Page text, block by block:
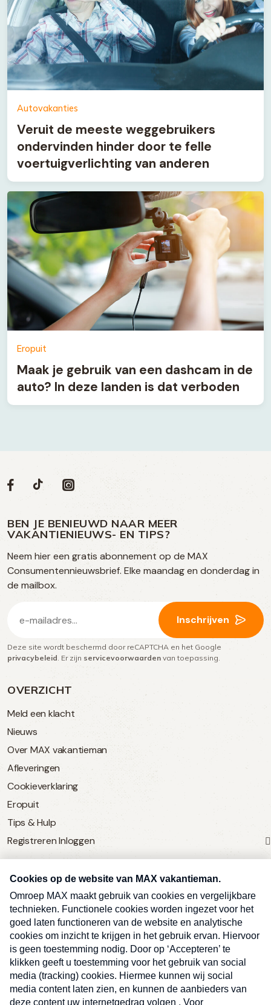
Autovakanties
Veruit de meeste weggebruikers
ondervinden hinder door te felle
voertuigverlichting van anderen
Eropuit
Maak je gebruik van een dashcam in de
auto? In deze landen is dat verboden
OVERZICHT
Meld een klacht
Nieuws
Over MAX vakantieman
Afleveringen
Cookieverklaring
Eropuit
Tips & Hulp
Registreren Inloggen
SERVICE
Over Omroep MAX
MAX Vandaag
MAX Meldpunt
Pers
Contact
Algemene voorwaarden
Volg
op
social
media
Social
Volg
op
Facebook
Volg
op
TikTok
Volg
op
Instagram
BEN JE BENIEUWD NAAR MEER
VAKANTIENIEUWS- EN TIPS?
Neem hier een gratis abonnement op de MAX
Consumentennieuwsbrief. Elke maandag en donderdag in
de mailbox.
mailadres
(Vereist)
Inschrijven
Deze site wordt beschermd door reCAPTCHA en het Google
privacybeleid . Er zijn servicevoorwaarden van toepassing.